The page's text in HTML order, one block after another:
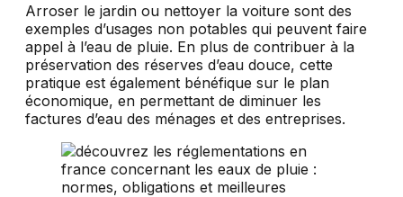
Arroser le jardin ou nettoyer la voiture sont des
exemples d’usages non potables qui peuvent faire
appel à l’eau de pluie. En plus de contribuer à la
préservation des réserves d’eau douce, cette
pratique est également bénéfique sur le plan
économique, en permettant de diminuer les
factures d’eau des ménages et des entreprises.